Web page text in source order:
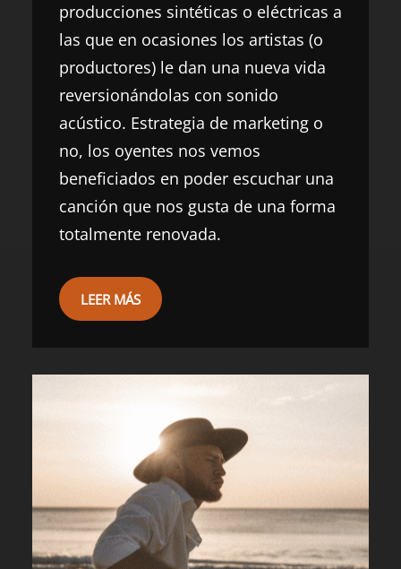
producciones sintéticas o eléctricas a
las que en ocasiones los artistas (o
productores) le dan una nueva vida
reversionándolas con sonido
acústico. Estrategia de marketing o
no, los oyentes nos vemos
beneficiados en poder escuchar una
canción que nos gusta de una forma
totalmente renovada.
LEER MÁS